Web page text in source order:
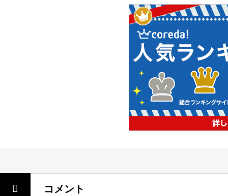
コメント